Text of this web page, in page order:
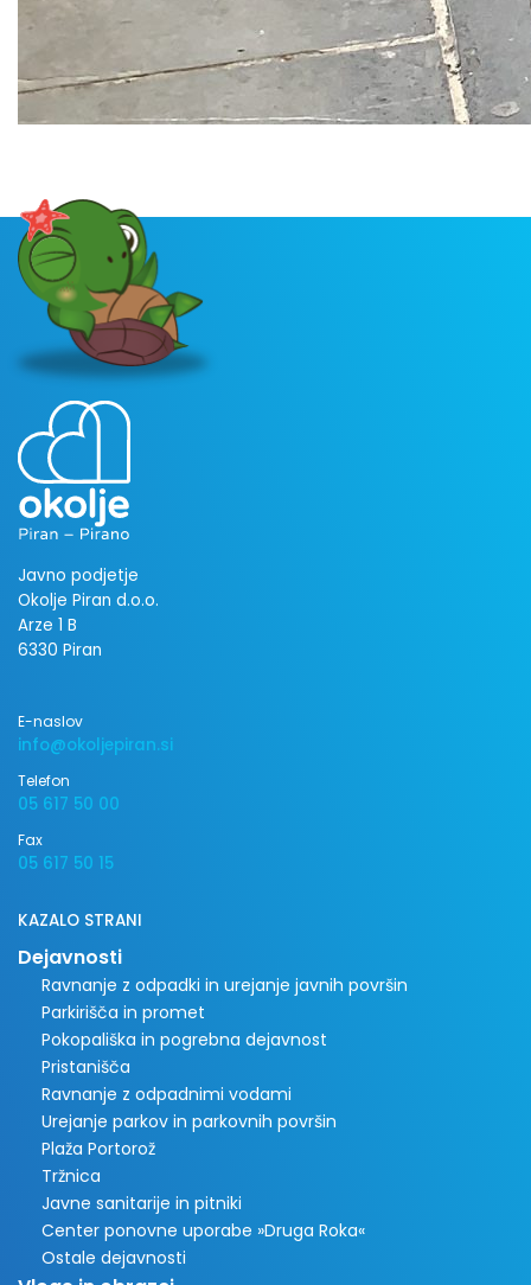
Javno podjetje
Okolje Piran d.o.o.
Arze 1 B
6330 Piran
E-naslov
info@okoljepiran.si
Telefon
05 617 50 00
Fax
05 617 50 15
KAZALO STRANI
Dejavnosti
Ravnanje z odpadki in urejanje javnih površin
Parkirišča in promet
Pokopališka in pogrebna dejavnost
Pristanišča
Ravnanje z odpadnimi vodami
Urejanje parkov in parkovnih površin
Plaža Portorož
Tržnica
Javne sanitarije in pitniki
Center ponovne uporabe »Druga Roka«
Ostale dejavnosti